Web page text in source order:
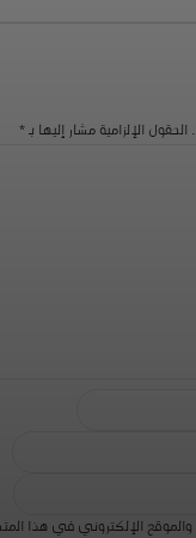
الحقول الإلزامية مشار إليها بـ*
الإلكتروني في هذا